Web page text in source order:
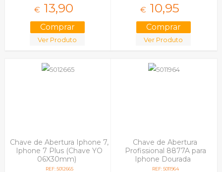
€ 13,90
Ver Produto
€ 10,95
Ver Produto
Chave de Abertura Iphone 7,
Iphone 7 Plus (Chave YO
06X30mm)
REF: 5012665
Chave de Abertura
Profissional 8877A para
Iphone Dourada
REF: 5011964